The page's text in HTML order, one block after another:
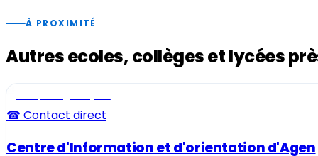
À PROXIMITÉ
Autres ecoles, collèges et lycées
☎ Contact direct
Centre d'Information et d'orientation d'Agen